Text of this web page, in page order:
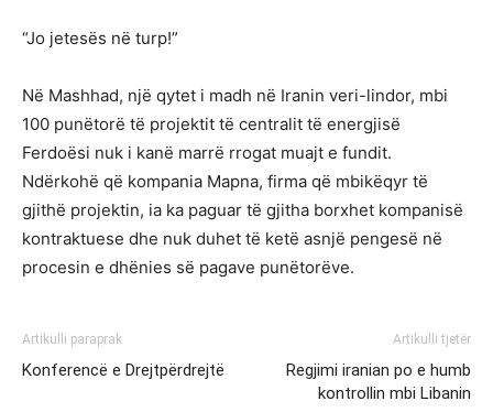
“Jo jetesës në turp!”
Në Mashhad, një qytet i madh në Iranin veri-lindor, mbi
100 punëtorë të projektit të centralit të energjisë
Ferdoësi nuk i kanë marrë rrogat muajt e fundit.
Ndërkohë që kompania Mapna, firma që mbikëqyr të
gjithë projektin, ia ka paguar të gjitha borxhet kompanisë
kontraktuese dhe nuk duhet të ketë asnjë pengesë në
procesin e dhënies së pagave punëtorëve.
Artikulli paraprak
Konferencë e Drejtpërdrejtë
Artikulli tjetër
Regjimi iranian po e humb
kontrollin mbi Libanin